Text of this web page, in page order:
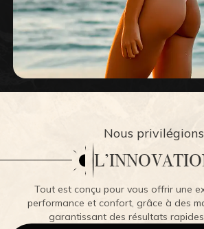
Nous privilégions
Tout est conçu pour vous offrir une
performance et confort, grâce à des
garantissant des résultats